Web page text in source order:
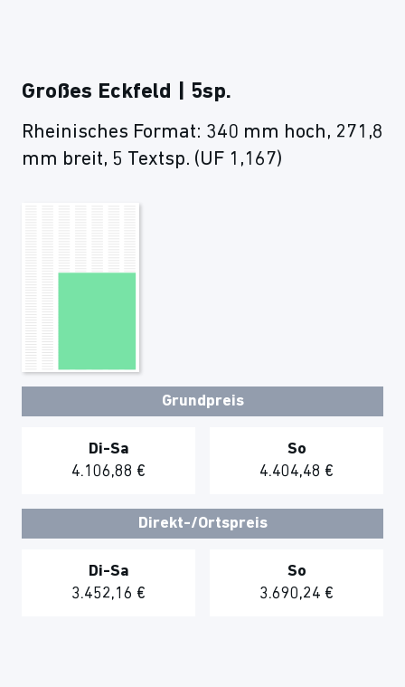
Großes Eckfeld | 5sp.
Rheinisches Format: 340 mm hoch, 271,8
mm breit, 5 Textsp. (UF 1,167)
Grundpreis
Di-Sa
4.106,88 €
So
4.404,48 €
Direkt-/Ortspreis
Di-Sa
3.452,16 €
So
3.690,24 €